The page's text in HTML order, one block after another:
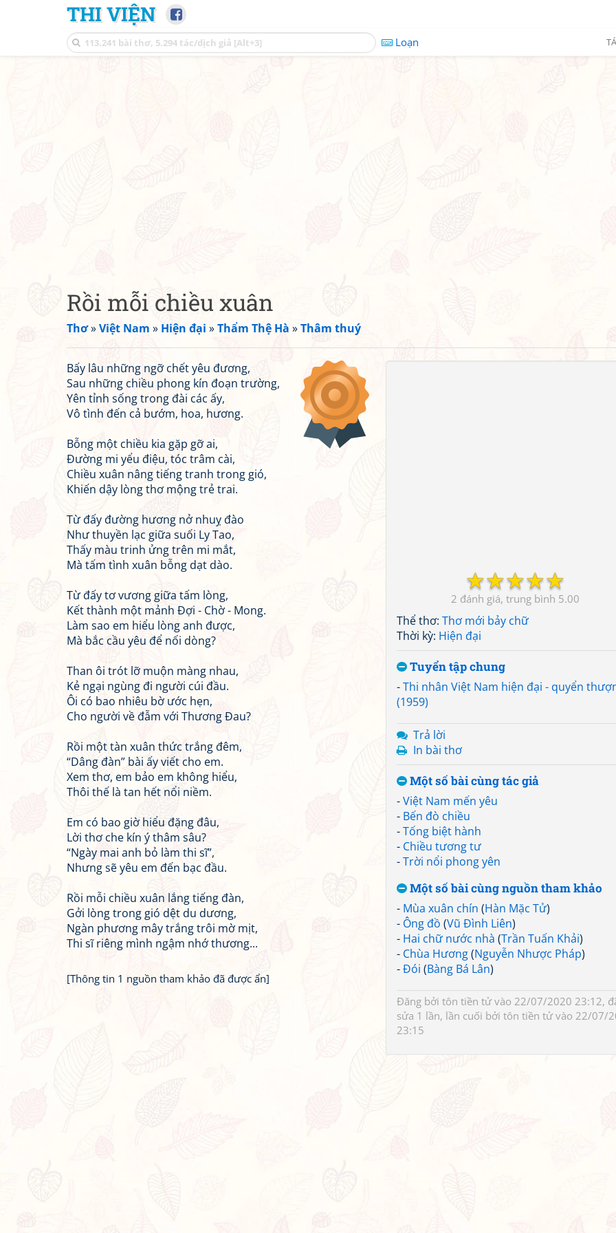
THI VIỆN
Loạn
Rồi mỗi chiều xuân
Thơ»Việt Nam » Hiện đại »Thẩm Thệ Hà »Thâm thuý
☆
☆
☆
☆
☆
2 5.00
Thể thơ: Thơ mới bảy chữ
Thời kỳ: Hiện đại
Tuyển tập chung
-Thi nhân Việt Nam hiện đại - quyển
(1959)
Trả lời
In bài thơ
Một số bài cùng tác giả
-Việt Nam mến yêu
- Bến đò chiều
-Tống biệt hành
- Chiều tương tư
-Trời nổi phong yên
Một số bài cùng nguồn tham khảo
- Mùa xuân chín (Hàn Mặc Tử)
- Ông đồ (Vũ Đình Liên)
- Hai chữ nước nhà (Trần Tuấn Khải)
- Chùa Hương(Nguyễn Nhược Pháp)
-Đói (Bàng Bá Lân)
Đăng bởi tôn tiền tửvào 22/07/2020 23:12,
sửa 1 lần, lần cuối bởi tôn tiền tửvào 22/07/
23:15
Bấy lâu những ngỡ chết yêu đương,
Sau những chiều phong kín đoạn trường,
Yên tỉnh sống trong đài các ấy,
Vô tình đến cả bướm, hoa, hương.
Bỗng một chiều kia gặp gỡ ai,
Đường mi yểu điệu, tóc trâm cài,
Chiều xuân nâng tiếng tranh trong gió,
Khiến dậy lòng thơ mộng trẻ trai.
Từ đấy đường hương nở nhuỵ đào
Như thuyền lạc giữa suối Ly Tao,
Thấy màu trinh ửng trên mi mắt,
Mà tấm tình xuân bỗng dạt dào.
Từ đấy tơ vương giữa tấm lòng,
Kết thành một mảnh Đợi - Chờ - Mong.
Làm sao em hiểu lòng anh được,
Mà bắc cầu yêu để nối dòng?
Than ôi trót lỡ muộn màng nhau,
Kẻ ngại ngùng đi người cúi đầu.
Ôi có bao nhiêu bờ ước hẹn,
Cho người về đẫm với Thương Đau?
Rồi một tàn xuân thức trắng đêm,
“Dâng đàn” bài ấy viết cho em.
Xem thơ, em bảo em không hiểu,
Thôi thế là tan hết nổi niềm.
Em có bao giờ hiểu đặng đâu,
Lời thơ che kín ý thâm sâu?
“Ngày mai anh bỏ làm thi sĩ”,
Nhưng sẽ yêu em đến bạc đầu.
Rồi mỗi chiều xuân lắng tiếng đàn,
Gởi lòng trong gió dệt du dương,
Ngàn phương mây trắng trôi mờ mịt,
Thi sĩ riêng mình ngậm nhớ thương...
[Thông tin 1 nguồn tham khảo đã được ẩn]